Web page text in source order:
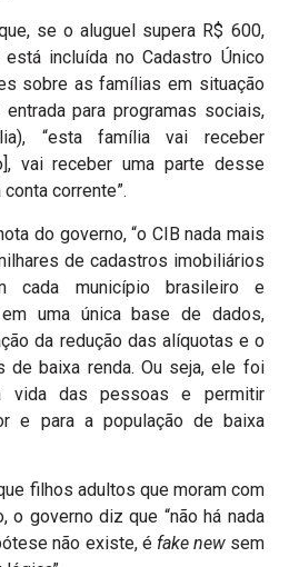
se o aluguel supera R$ 600,
incluída no Cadastro Único
sobre as famílias em situação
para programas sociais,
“esta família vai receber
vai receber uma parte desse
corrente”.
do governo, “o CIB nada mais
de cadastros imobiliários
cada município brasileiro e
uma única base de dados,
da redução das alíquotas e o
de baixa renda. Ou seja, ele foi
vida das pessoas e permitir
e para a população de baixa
filhos adultos que moram com
o governo diz que “não há nada
não existe, é fake newsem